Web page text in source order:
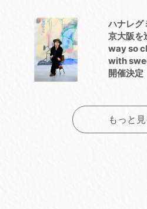
ハナレグ
京大阪を
way so
with
開催決定
もっと